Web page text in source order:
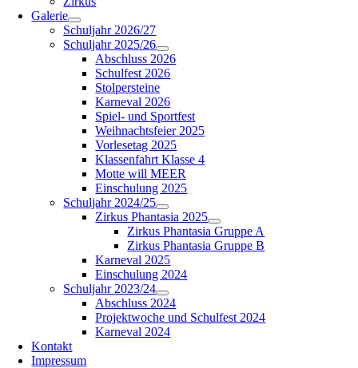
Galerie
Schuljahr 2026/27
Schuljahr 2025/26
Abschluss 2026
Schulfest 2026
Stolpersteine
Karneval 2026
Spiel- und Sportfest
Weihnachtsfeier 2025
Vorlesetag 2025
Klassenfahrt Klasse 4
Motte will MEER
Einschulung 2025
Schuljahr 2024/25
Zirkus Phantasia 2025
Zirkus Phantasia Gruppe A
Zirkus Phantasia Gruppe B
Karneval 2025
Einschulung 2024
Schuljahr 2023/24
Abschluss 2024
Projektwoche und Schulfest 2024
Karneval 2024
Kontakt
Impressum